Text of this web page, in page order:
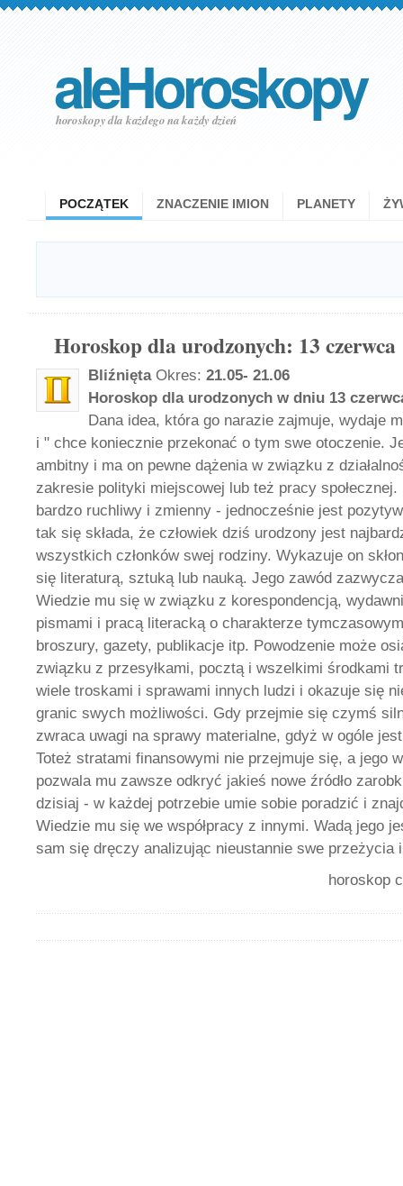
aleHoroskopy
horoskopy dla każdego na każdy dzień
POCZĄTEK ZNACZENIE IMION PLANETY
Horoskop dla urodzonych: 13 czerwca
BliźniętaOkres: 21.05- 21.06
Horoskop dla urodzonych w dniu 13
Dana idea, która go narazie zajmuje, wydaje
i " chce koniecznie przekonać o tym swe otoczenie.
ambitny i ma on pewne dążenia w związku z
zakresie polityki miejscowej lub też pracy społecznej.
bardzo ruchliwy i zmienny - jednocześnie jest
tak się składa, że człowiek dziś urodzony jest
wszystkich członków swej rodziny. Wykazuje on
się literaturą, sztuką lub nauką. Jego zawód
Wiedzie mu się w związku z korespondencją,
pismami i pracą literacką o charakterze
broszury, gazety, publikacje itp. Powodzenie może
związku z przesyłkami, pocztą i wszelkimi środkami
wiele troskami i sprawami innych ludzi i okazuje się
granic swych możliwości. Gdy przejmie się czymś
zwraca uwagi na sprawy materialne, gdyż w ogóle
Toteż stratami finansowymi nie przejmuje się, a jego
pozwala mu zawsze odkryć jakieś nowe źródło
dzisiaj - w każdej potrzebie umie sobie poradzić i
Wiedzie mu się we współpracy z innymi. Wadą jego
sam się dręczy analizując nieustannie swe przeżycia
horoskop